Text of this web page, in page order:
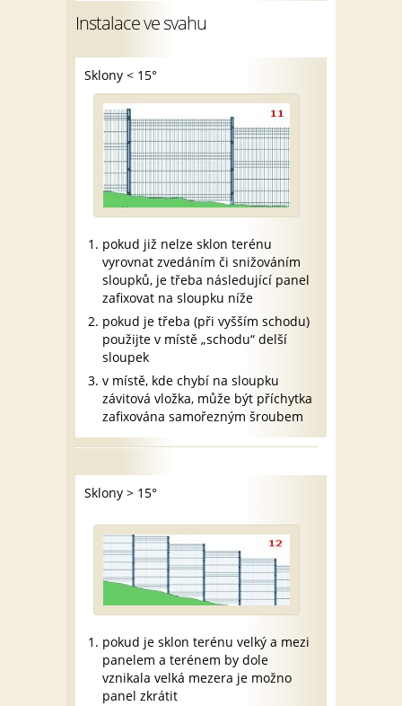
Instalace ve svahu
Sklony < 15°
pokud již nelze sklon terénu
vyrovnat zvedáním či snižováním
sloupků, je třeba následující panel
zafixovat na sloupku níže
pokud je třeba (při vyšším schodu)
použijte v místě „schodu“ delší
sloupek
v místě, kde chybí na sloupku
závitová vložka, může být příchytka
zafixována samořezným šroubem
Sklony > 15°
pokud je sklon terénu velký a mezi
panelem a terénem by dole
vznikala velká mezera je možno
panel zkrátit